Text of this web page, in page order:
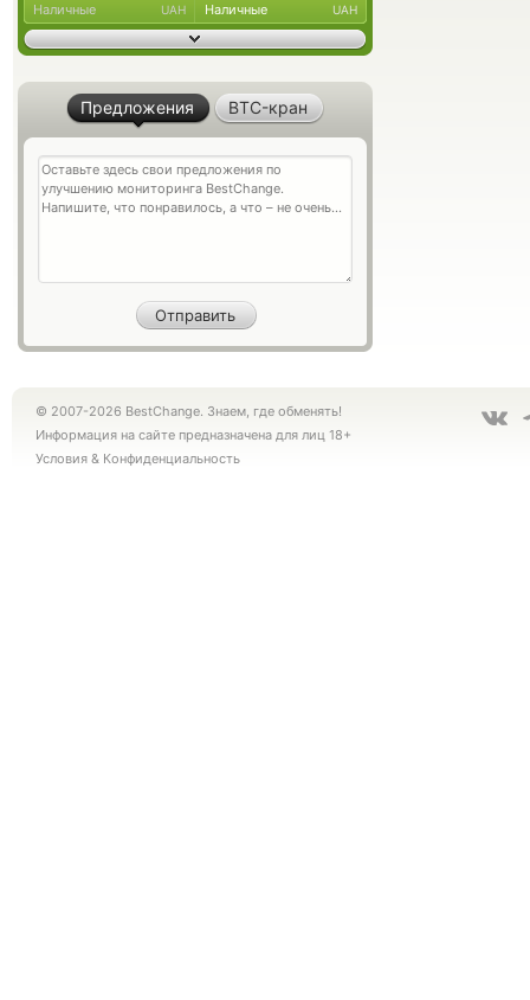
Наличные UAH Наличные UAH
Предложения BTC-кран
© 2007-2026 BestChange. Знаем, где обменять!
Информация на сайте предназначена для лиц 18+
Условия & Конфиденциальность